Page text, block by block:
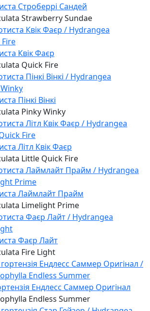
Строберрі Сандей
Strawberry Sundae
Квік Фаєр
Quick Fire
Пінкі Вінкі
Pinky Winky
Літл Квік Фаєр
Little Quick Fire
Лаймлайт Прайм
Limelight Prime
Фаєр Лайт
Fire Light
Ендлесс Саммер Оригінал
Endless Summer